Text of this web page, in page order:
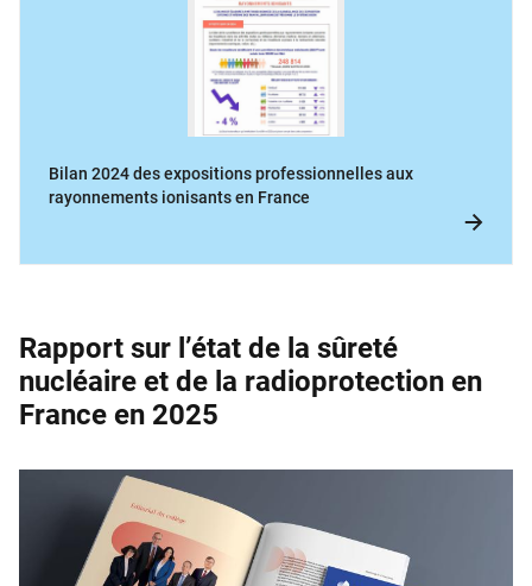
Bilan 2024 des expositions professionnelles aux
rayonnements ionisants en France
Rapport sur l’état de la sûreté
nucléaire et de la ­radioprotection en
France en 2025